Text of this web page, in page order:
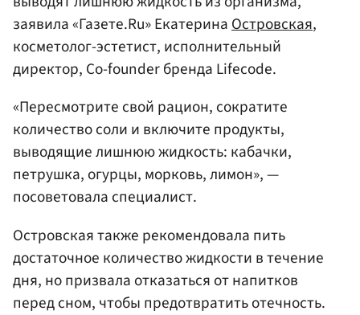
заявила «Газете.Ru» ЕкатеринаОстровская,
косметолог-эстетист, исполнительный
директор, Co-founder бренда Lifecode.
«Пересмотрите свой рацион, сократите
количество соли и включите продукты,
выводящие лишнюю жидкость: кабачки,
петрушка, огурцы, морковь, лимон», —
посоветовала специалист.
Островская также рекомендовала пить
достаточное количество жидкости в течение
дня, но призвала отказаться от напитков
перед сном, чтобы предотвратить отечность.